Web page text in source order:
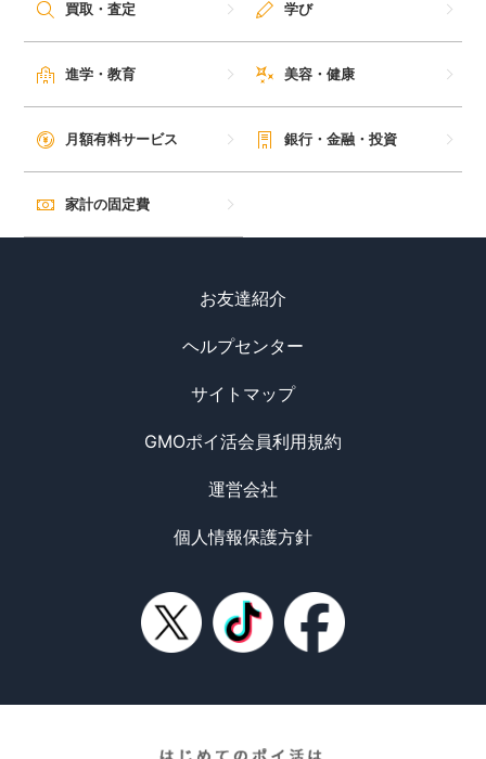
お友達紹介
カード比較
毎日ゲット
特集一覧
銀行・金融・投資
家計の固定費
買取・査定 学び
進学・教育 美容・健康
月額有料サービス 銀行・金融・投資
家計の固定費
お友達紹介
ヘルプセンター
サイトマップ
GMOポイ活会員利用規約
運営会社
個人情報保護方針